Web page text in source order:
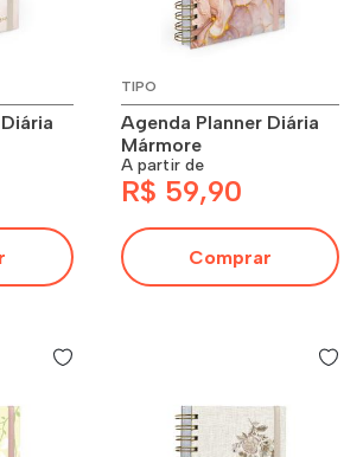
TIPO
Agenda Planner Diária
Mármore
A partir de
R$ 59,90
Comprar